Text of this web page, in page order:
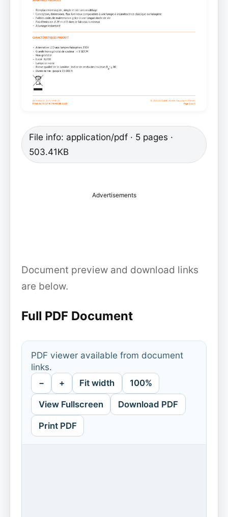
File info: application/pdf · 5 pages ·
503.41KB
Advertisements
Document preview and download links
are below.
Full PDF Document
PDF viewer available from document
links.
− + Fit width 100%
View Fullscreen Download PDF
Print PDF